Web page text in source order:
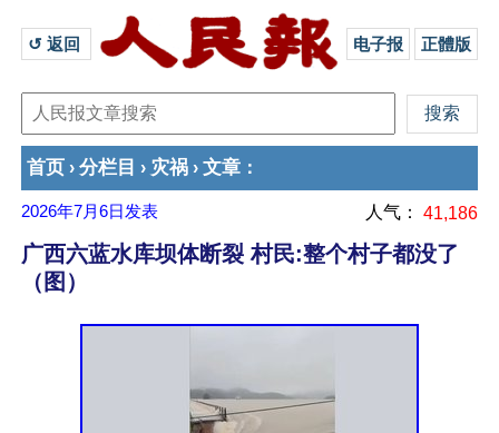
↺ 返回 电子报 正體版
首页 › 分栏目 › 灾祸 › 文章 ：
2026年7月6日 发表 人气： 41,186
广西六蓝水库坝体断裂 村民:整个村子都没了
（图）